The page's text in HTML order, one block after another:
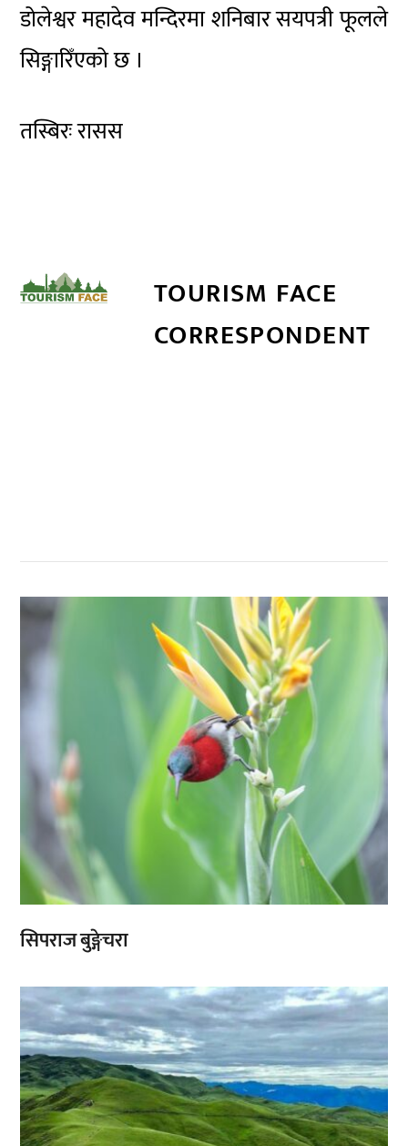
डोलेश्वर महादेव मन्दिरमा शनिबार सयपत्री फूलले
सिङ्गारिँएको छ ।
तस्बिरः रासस
TOURISM FACE
CORRESPONDENT
सिपराज बुङ्गेचरा
,